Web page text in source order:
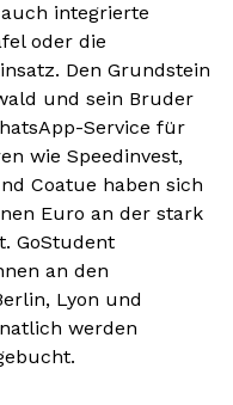
integrierte
oder die
Den Grundstein
und sein Bruder
Service für
wie Speedinvest,
Coatue haben sich
Euro an der stark
GoStudent
an den
Lyon und
werden